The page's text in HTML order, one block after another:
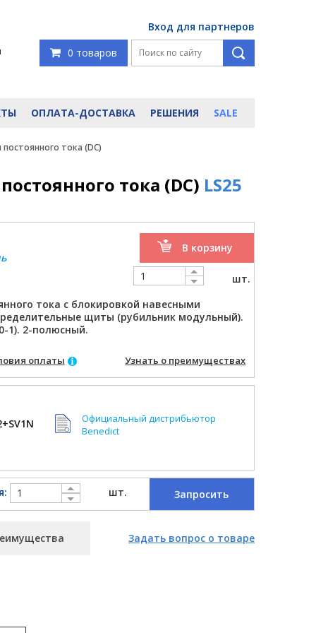
Вход для партнеров
0 товаров
ОПЛАТА-ДОСТАВКА РЕШЕНИЯ SALE
тока (DC)
тока (DC) LS25
В корзину
шт.
тока с блокировкой навесными
щиты (рубильник модульный).
1). 2-полюсный.
оплаты Узнать о преимуществах
Официальный дистрибьютор
Benedict
шт. Запросить
Задать вопрос о товаре